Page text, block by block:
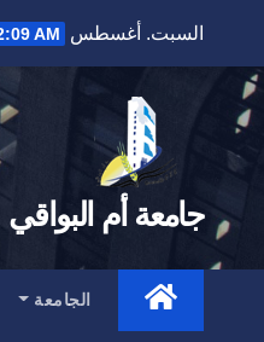
content
السبت. أغسطس 8th, 2026 AM
جامعة أم البواقي
الجامعة